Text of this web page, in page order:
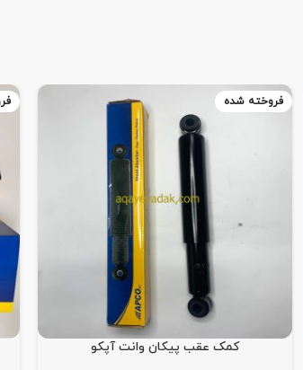
فروخته شده
کمک عقب پیکان وانت آپکو